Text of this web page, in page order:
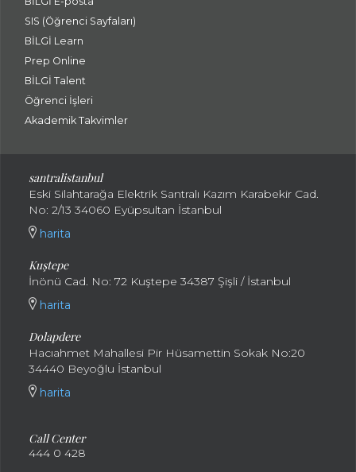
SIS (Öğrenci Sayfaları)
BİLGİ Learn
Prep Online
BİLGİ Talent
Öğrenci İşleri
Akademik Takvimler
santralistanbul
Eski Silahtarağa Elektrik Santralı Kazım Karabekir Cad.
No: 2/13 34060 Eyüpsultan İstanbul
harita
Kuştepe
İnönü Cad. No: 72 Kuştepe 34387 Şişli / İstanbul
harita
Dolapdere
Hacıahmet Mahallesi Pir Hüsamettin Sokak No:20
34440 Beyoğlu İstanbul
harita
Call Center
444 0 428